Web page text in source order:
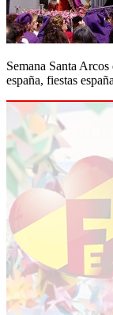
Semana Santa Arcos
españa, fiestas españa